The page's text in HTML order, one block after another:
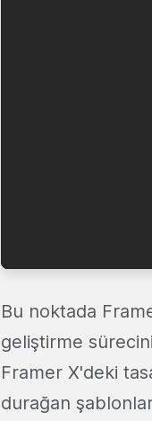
Bu noktada
geliştirme
Framer X'deki
durağan